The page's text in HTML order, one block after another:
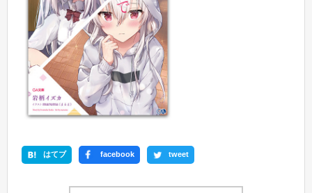
はてブ facebook tweet